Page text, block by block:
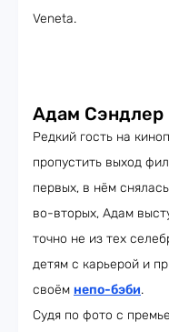
Veneta.
Адам Сэндлер
Редкий гость на
пропустить выход
первых, в нём
во-вторых, Адам
точно не из тех
детям с карьерой и
своём непо-бэби.
Судя по фото с